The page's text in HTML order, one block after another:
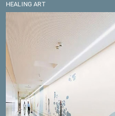
HEA­LING ART